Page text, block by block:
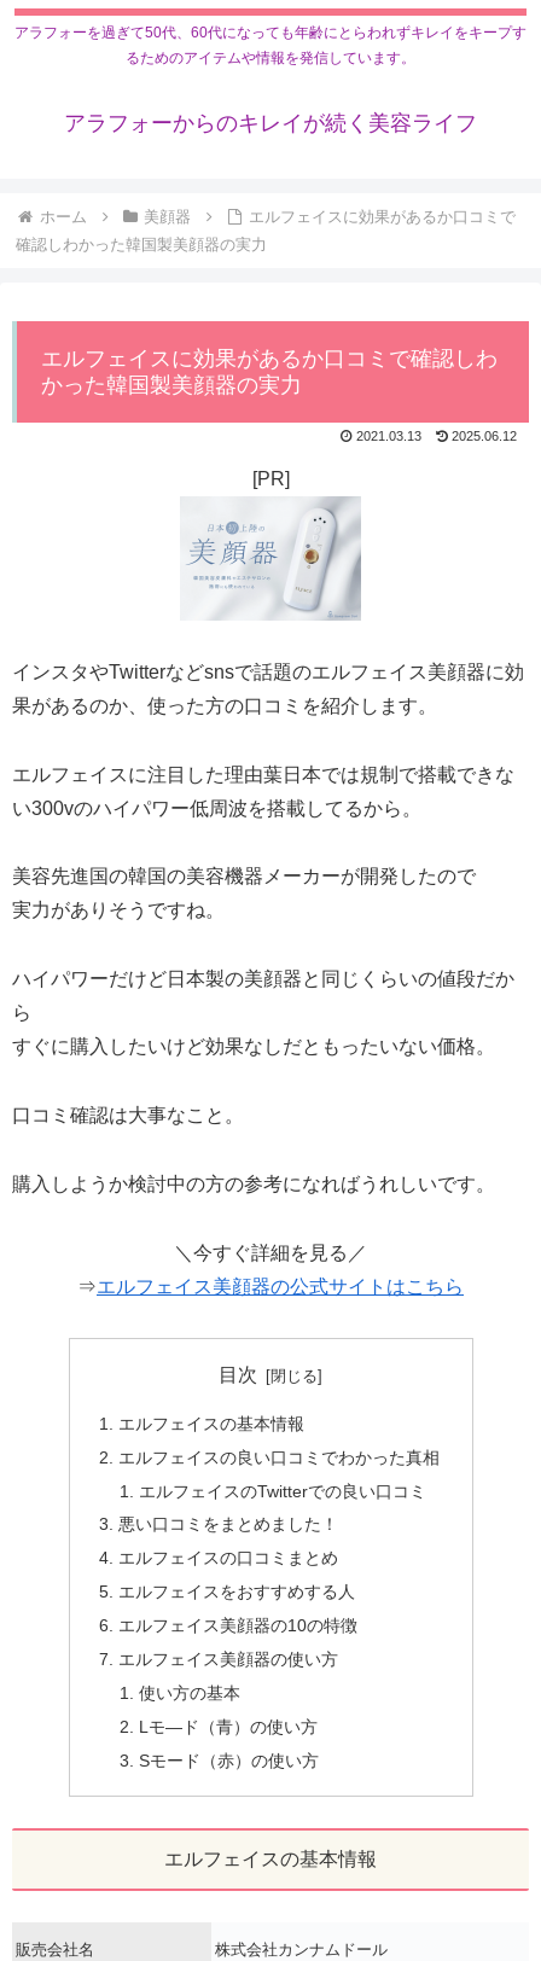
アラフォーを過ぎて50代、60代になっても年齢にとらわれずキレイをキープす
るためのアイテムや情報を発信しています。
アラフォーからのキレイが続く美容ライフ
ホーム 美顔器
エルフェイスに効果があるか口コミで
確認しわかった韓国製美顔器の実力
エルフェイスに効果があるか口コミで確認しわ
かった韓国製美顔器の実力
2021.03.13 2025.06.12
[PR]
インスタやTwitterなどsnsで話題のエルフェイス美顔器に効
果があるのか、使った方の口コミを紹介します。
エルフェイスに注目した理由葉日本では規制で搭載できな
い300vのハイパワー低周波を搭載してるから。
美容先進国の韓国の美容機器メーカーが開発したので
実力がありそうですね。
ハイパワーだけど日本製の美顔器と同じくらいの値段だか
ら
すぐに購入したいけど効果なしだともったいない価格。
口コミ確認は大事なこと。
購入しようか検討中の方の参考になればうれしいです。
＼今すぐ詳細を見る／
⇒エルフェイス美顔器の公式サイトはこちら
目次
エルフェイスの基本情報
エルフェイスの良い口コミでわかった真相
エルフェイスのTwitterでの良い口コミ
悪い口コミをまとめました！
エルフェイスの口コミまとめ
エルフェイスをおすすめする人
エルフェイス美顔器の10の特徴
エルフェイス美顔器の使い方
使い方の基本
Lモ―ド（青）の使い方
Sモード（赤）の使い方
エルフェイスの基本情報
販売会社名 株式会社カンナムドール